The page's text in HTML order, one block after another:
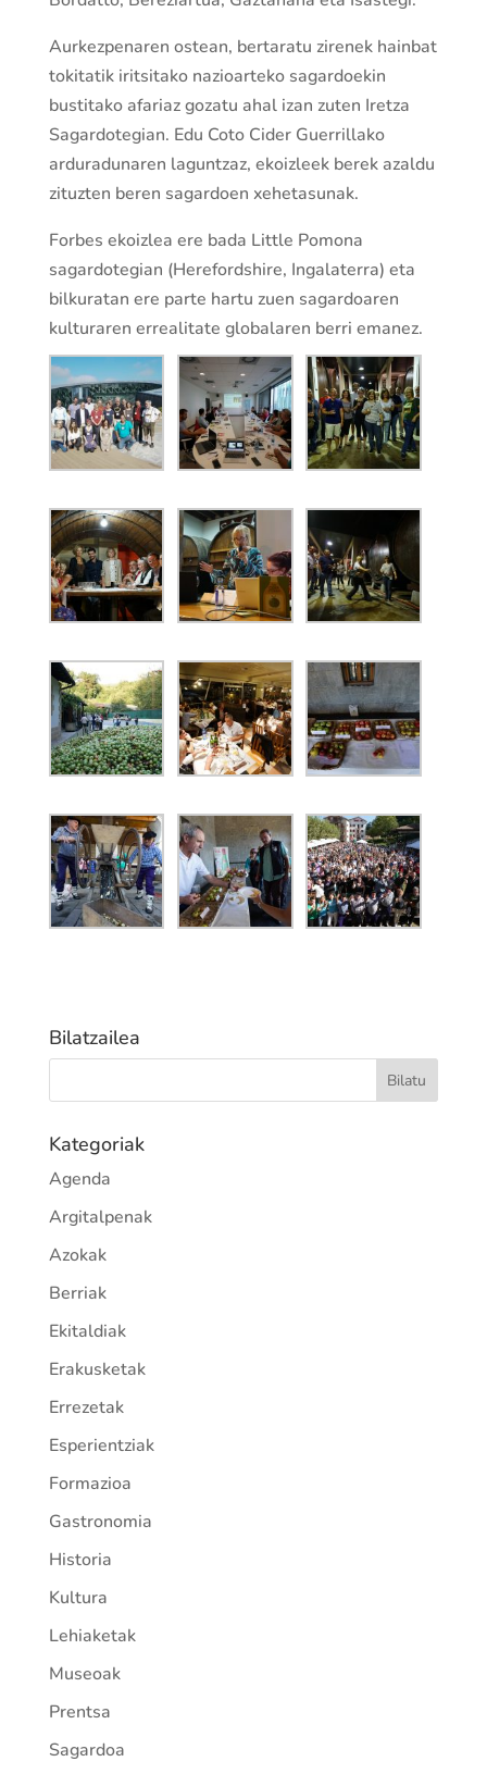
Aurkezpenaren ostean, bertaratu zirenek hainbat
tokitatik iritsitako nazioarteko sagardoekin
bustitako afariaz gozatu ahal izan zuten Iretza
Sagardotegian. Edu Coto Cider Guerrillako
arduradunaren laguntzaz, ekoizleek berek azaldu
zituzten beren sagardoen xehetasunak.
Forbes ekoizlea ere bada Little Pomona
sagardotegian (Herefordshire, Ingalaterra) eta
bilkuratan ere parte hartu zuen sagardoaren
kulturaren errealitate globalaren berri emanez.
Bilatzailea
Kategoriak
Agenda
Argitalpenak
Azokak
Berriak
Ekitaldiak
Erakusketak
Errezetak
Esperientziak
Formazioa
Gastronomia
Historia
Kultura
Lehiaketak
Museoak
Prentsa
Sagardoa